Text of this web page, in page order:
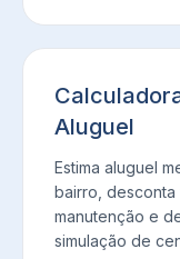
Aluguel
Estima aluguel
bairro, desconta
manutenção e
simulação de